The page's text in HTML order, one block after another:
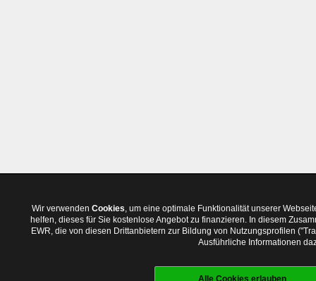
Wir verwenden Cookies, um eine optimale Funktionalität unserer
helfen, dieses für Sie kostenlose Angebot zu finanzieren. In diesem
EWR, die von diesen Drittanbietern zur Bildung von Nutzungsprofilen
Ausführliche Informationen
Alle Cookies erlauben